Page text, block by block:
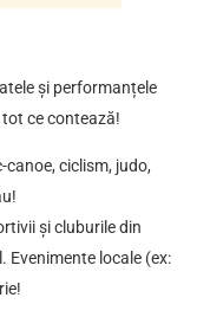
și performanțele
ce contează!
ciclism, judo,
și cluburile din
Evenimente locale (ex: